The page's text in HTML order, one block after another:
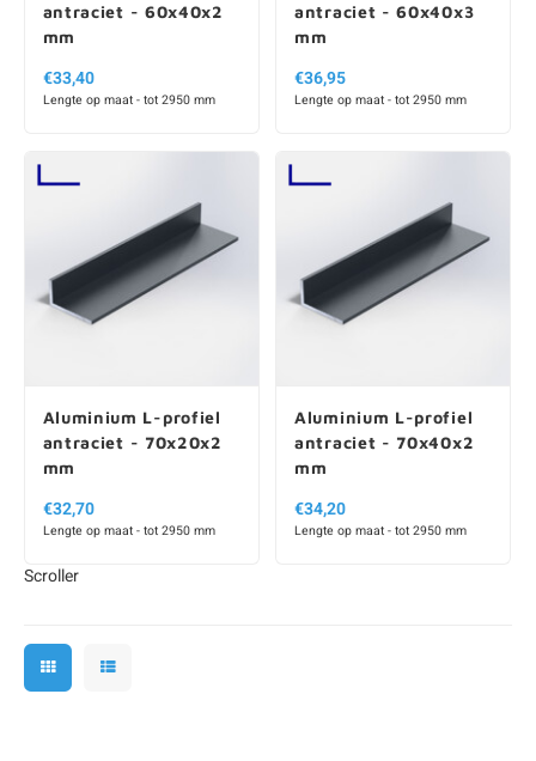
antraciet - 60x40x2
mm
€33,40
Lengte op maat - tot 2950 mm
antraciet - 60x40x3
mm
€36,95
Lengte op maat - tot 2950 mm
Aluminium L-profiel
antraciet - 70x20x2
mm
€32,70
Lengte op maat - tot 2950 mm
Aluminium L-profiel
antraciet - 70x40x2
mm
€34,20
Lengte op maat - tot 2950 mm
Scroller